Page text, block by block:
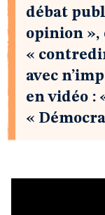
débat
opinion »,
«
avec
en vidéo :
«